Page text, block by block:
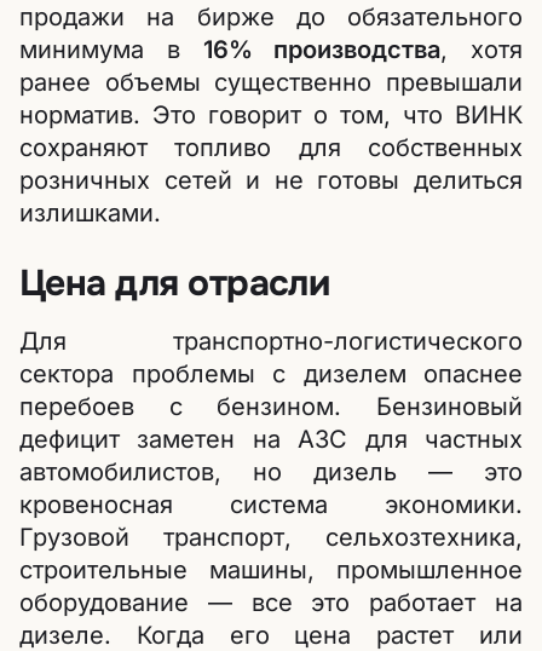
продажи на бирже до обязательного
минимума в 16% производства, хотя
ранее объемы существенно превышали
норматив. Это говорит о том, что ВИНК
сохраняют топливо для собственных
розничных сетей и не готовы делиться
излишками.
Цена для отрасли
Для транспортно-логистического
сектора проблемы с дизелем опаснее
перебоев с бензином. Бензиновый
дефицит заметен на АЗС для частных
автомобилистов, но дизель — это
кровеносная система экономики.
Грузовой транспорт, сельхозтехника,
строительные машины, промышленное
оборудование — все это работает на
дизеле. Когда его цена растет или